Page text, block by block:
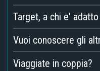
Target, a chi e'
Vuoi conoscere gli
Viaggiate in coppia?